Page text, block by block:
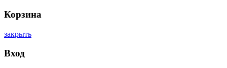
Корзина
закрыть
Вход